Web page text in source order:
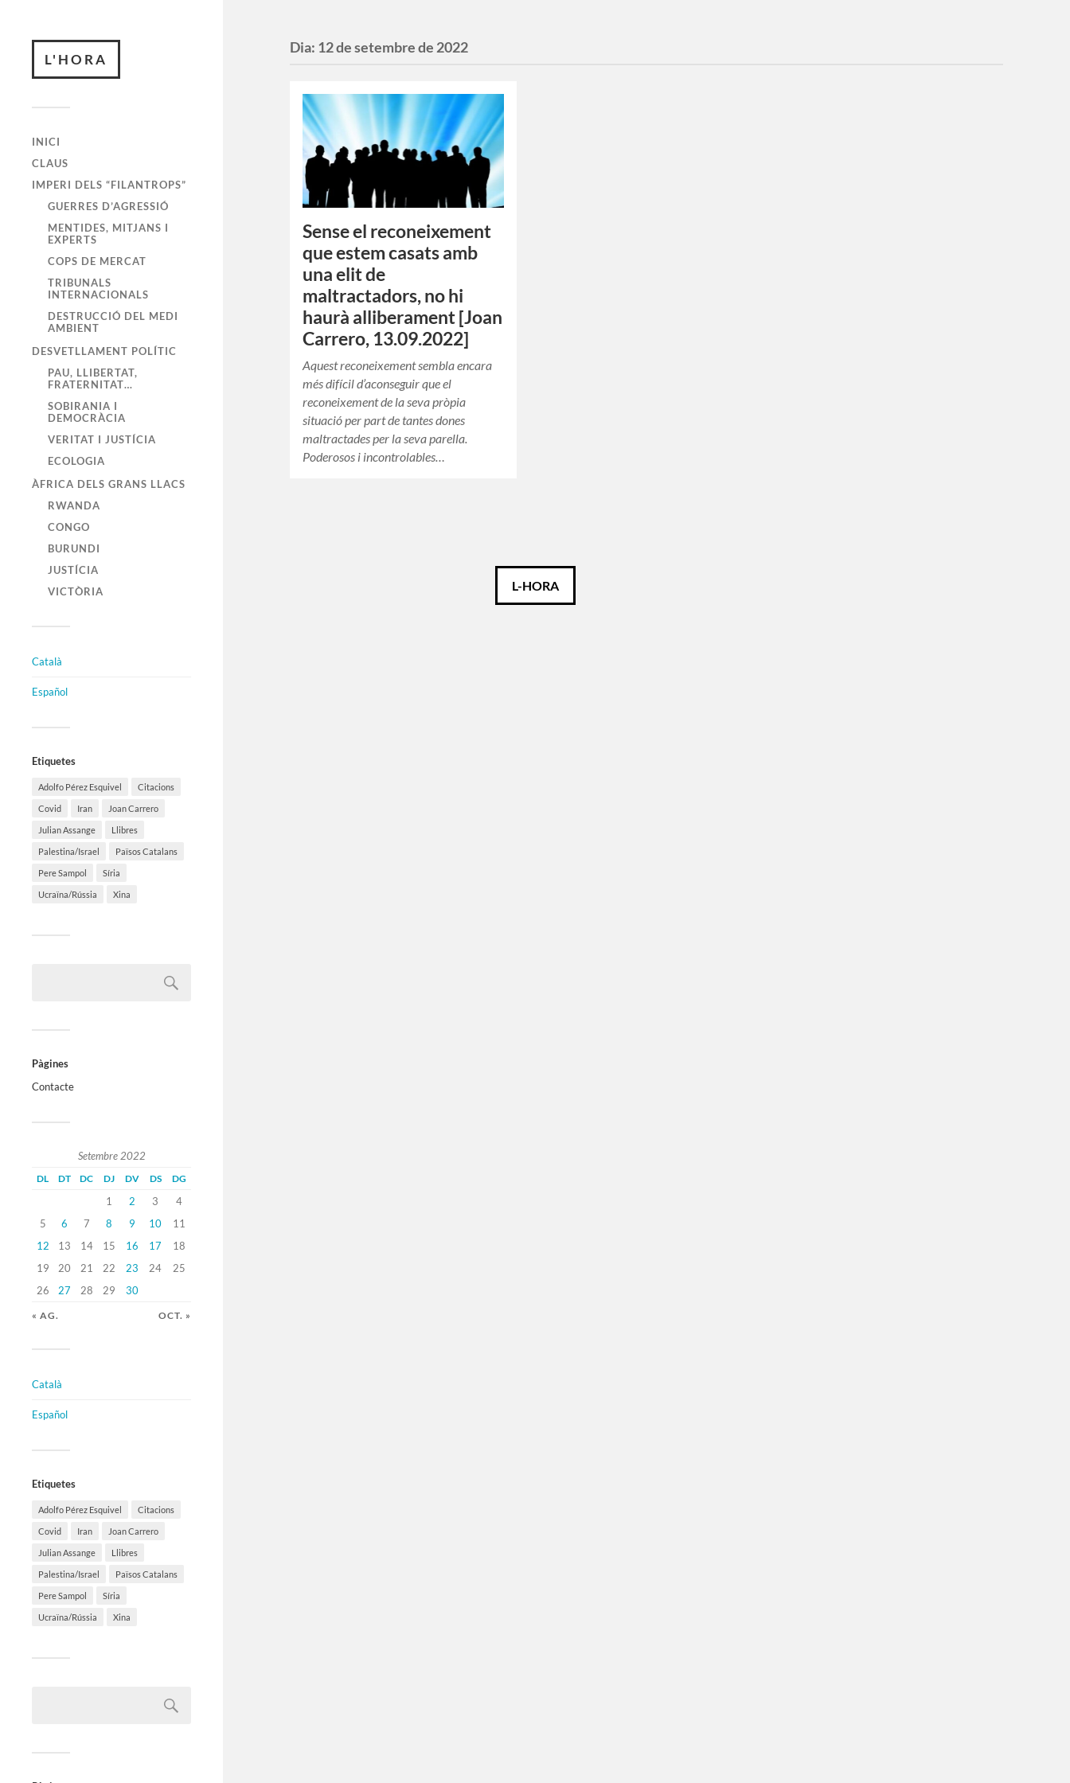
L'HORA
INICI
CLAUS
IMPERI DELS “FILANTROPS”
GUERRES D’AGRESSIÓ
MENTIDES, MITJANS I
EXPERTS
COPS DE MERCAT
TRIBUNALS
INTERNACIONALS
DESTRUCCIÓ DEL MEDI
AMBIENT
DESVETLLAMENT POLÍTIC
PAU, LLIBERTAT,
FRATERNITAT…
SOBIRANIA I
DEMOCRÀCIA
VERITAT I JUSTÍCIA
ECOLOGIA
ÀFRICA DELS GRANS LLACS
RWANDA
CONGO
BURUNDI
JUSTÍCIA
VICTÒRIA
Català
Español
Etiquetes
Adolfo Pérez Esquivel Citacions
Covid Iran Joan Carrero
Julian Assange Llibres
Palestina/Israel Països Catalans
Pere Sampol Síria
Ucraïna/Rússia Xina
Pàgines
Contacte
Setembre 2022
DL DT DC DJ DV DS DG
1 2 3
4
5
6 7 8 9 10
11
12
13 14 15 16 17
18
19
20 21 22 23 24
25
26
27 28 29 30
« AG. OCT. »
Català
Español
Etiquetes
Adolfo Pérez Esquivel Citacions
Covid Iran Joan Carrero
Julian Assange Llibres
Palestina/Israel Països Catalans
Pere Sampol Síria
Ucraïna/Rússia Xina
Dia: 12 de setembre de 2022
Sense el reconeixement
que estem casats amb
una elit de
maltractadors, no hi
haurà alliberament [Joan
Carrero, 13.09.2022]
Aquest reconeixement sembla encara
més difícil d’aconseguir que el
reconeixement de la seva pròpia
situació per part de tantes dones
maltractades per la seva parella.
Poderosos i incontrolables…
L-HORA